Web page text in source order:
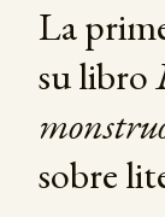
La
su libro
sobre